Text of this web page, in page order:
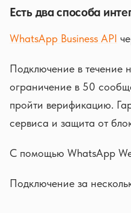
Есть два способа
WhatsApp Business API
Подключение в течение
ограничение в 50
пройти верификацию.
сервиса и защита от
С помощью WhatsApp
Подключение за